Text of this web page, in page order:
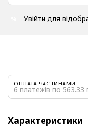
Увійти для
ОПЛАТА ЧАСТИНАМИ
6 платежів по 563.33
Характеристики